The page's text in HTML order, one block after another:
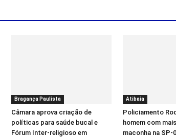
Bragança Paulista
Câmara aprova criação de
políticas para saúde bucal e
Fórum Inter-religioso em
Atibaia
Policiamento
homem com
maconha na SP-